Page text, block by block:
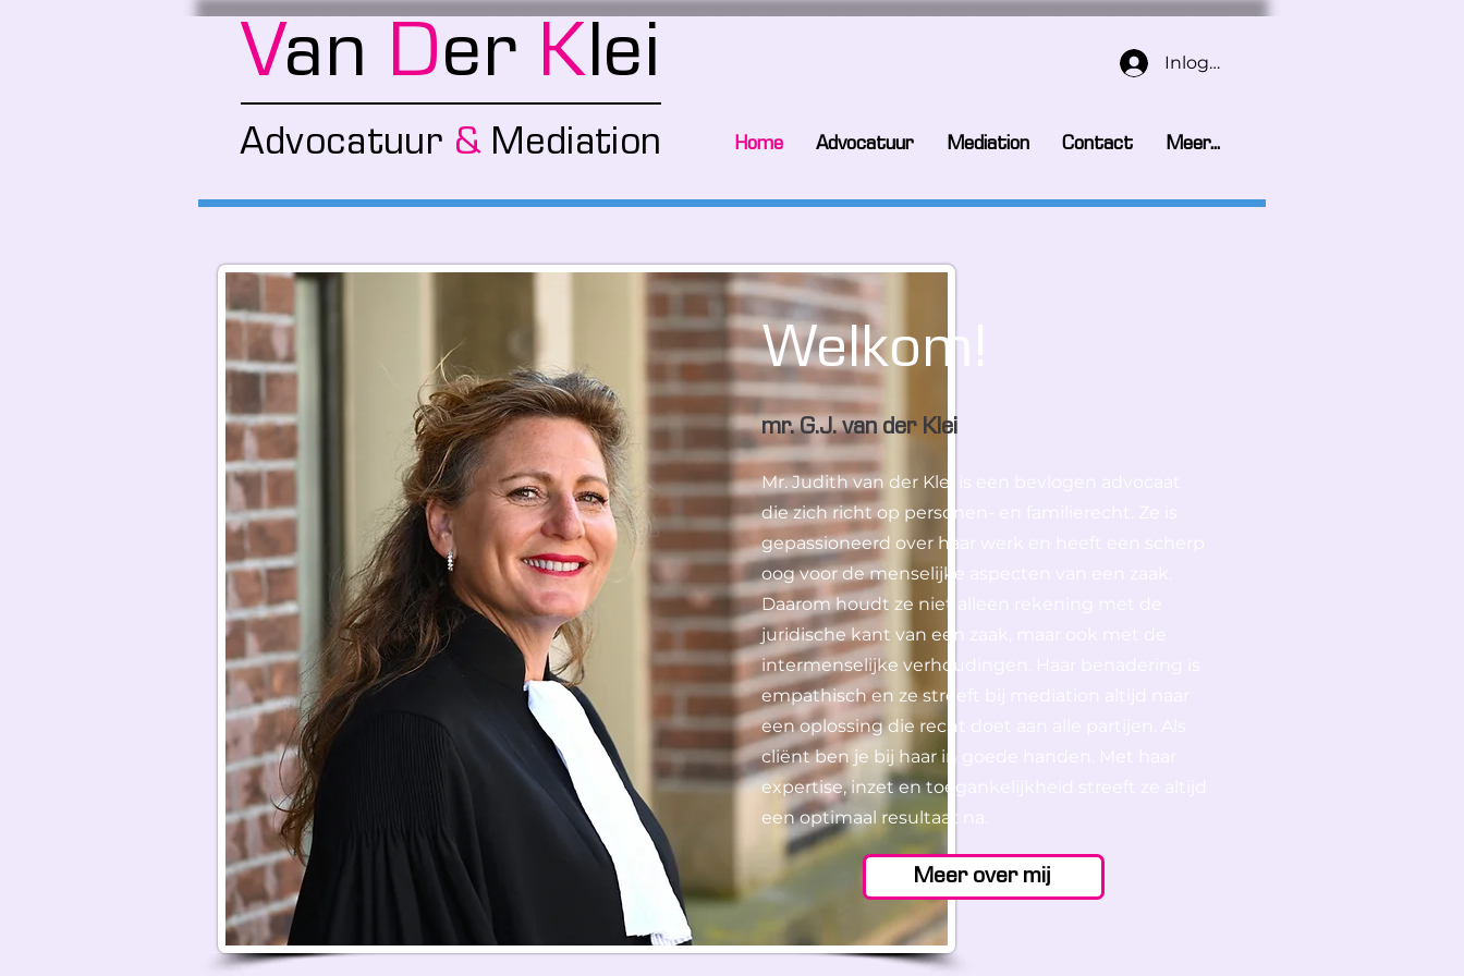
Van Der Klei
Advocatuur & Mediation
Inloggen
Home Advocatuur Mediation Contact Meer...
Welkom!
mr. G.J. van der Klei
Mr. Judith van der Klei is een bevlogen advocaat
die zich richt op personen- en familierecht. Ze is
gepassioneerd over haar werk en heeft een scherp
oog voor de menselijke aspecten van een zaak.
Daarom houdt ze niet alleen rekening met de
juridische kant van een zaak, maar ook met de
intermenselijke verhoudingen. Haar benadering is
empathisch en ze streeft bij mediation altijd naar
een oplossing die recht doet aan alle partijen. Als
cliënt ben je bij haar in goede handen. Met haar
expertise, inzet en toegankelijkheid streeft ze altijd
een optimaal resultaat na.
Meer over mij